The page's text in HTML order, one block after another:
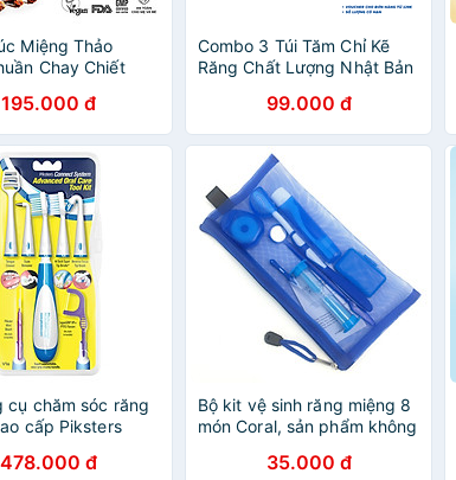
Miệng Thảo
Chay Chiết
Mát 150ml
195.000 đ
Combo 3 Túi Tăm Chỉ Kẽ
Răng Chất Lượng Nhật Bản
chiếc/túi)99.000 đ
cụ chăm sóc răng
cấp Piksters
478.000 đ
Bộ kit vệ sinh răng miệng 8
món Coral, sản phẩm không
35.000 đ